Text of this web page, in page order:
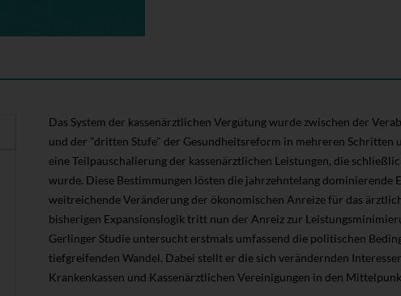
Das System der kassenärztlichen Vergütung wurde zwischen der
und der "dritten Stufe" der Gesundheitsreform in mehreren
eine Teilpauschalierung der kassenärztlichen Leistungen, die
wurde. Diese Bestimmungen lösten die jahrzehntelang dominierende
weitreichende Veränderung der ökonomischen Anreize für das
bisherigen Expansionslogik tritt nun der Anreiz zur
Gerlinger Studie untersucht erstmals umfassend die politischen
tiefgreifenden Wandel. Dabei stellt er die sich verändernden
Krankenkassen und Kassenärztlichen Vereinigungen in den